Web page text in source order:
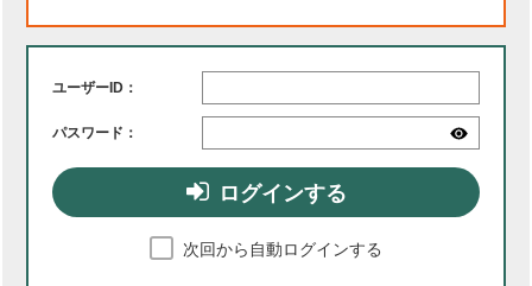
ユーザーID：
パスワード：
ログインする
次回から自動ログインする